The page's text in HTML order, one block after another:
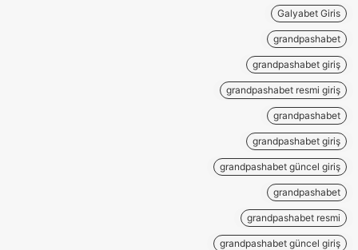
Galyabet Giris
grandpashabet
grandpashabet giriş
grandpashabet resmi giriş
grandpashabet
grandpashabet giriş
grandpashabet güncel giriş
grandpashabet
grandpashabet resmi
grandpashabet güncel giriş